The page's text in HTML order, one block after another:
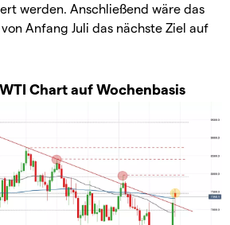
werden. Anschließend wäre das
Anfang Juli das nächste Ziel auf
Chart auf Wochenbasis